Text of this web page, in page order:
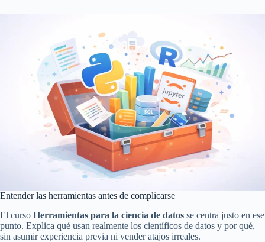
Entender las herramientas antes de complicarse
El curso Herramientas para la ciencia de datos se centra justo en ese
punto. Explica qué usan realmente los científicos de datos y por qué,
sin asumir experiencia previa ni vender atajos irreales.